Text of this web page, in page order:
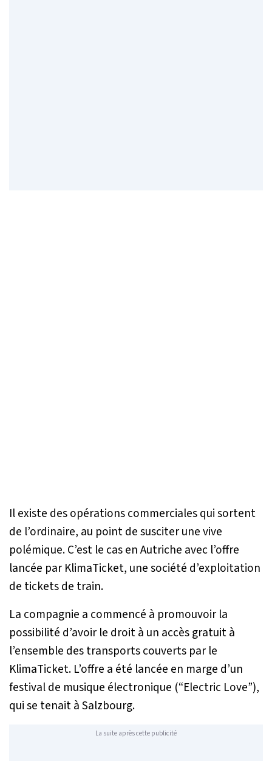
Il existe des opérations commerciales qui sortent
de l’ordinaire, au point de susciter une vive
polémique. C’est le cas en Autriche avec l’offre
lancée par KlimaTicket, une société d’exploitation
de tickets de train.
La compagnie a commencé à promouvoir la
possibilité d’avoir le droit à un accès gratuit à
l’ensemble des transports couverts par le
KlimaTicket. L’offre a été lancée en marge d’un
festival de musique électronique (“Electric Love”),
qui se tenait à Salzbourg.
La suite après cette publicité